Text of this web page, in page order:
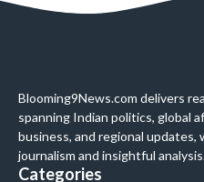
Blooming9News.com delivers
spanning Indian politics, global
business, and regional
journalism and insightful
Categories